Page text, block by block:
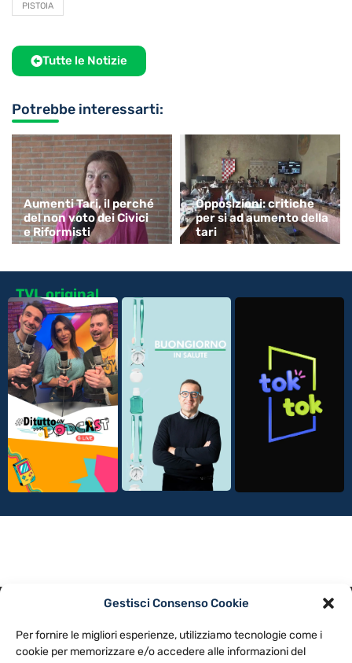
Gestisci Consenso Cookie
Per fornire le migliori esperienze, utilizziamo tecnologie come i
cookie per memorizzare e/o accedere alle informazioni del
PISTOIA
Tutte le Notizie
Potrebbe interessarti:
Aumenti Tari, il perché
del non voto dei Civici
e Riformisti
Opposizioni: critiche
per si ad aumento della
tari
TVL original
NOTE LEGALI
CONTATTACI PREFERENZE